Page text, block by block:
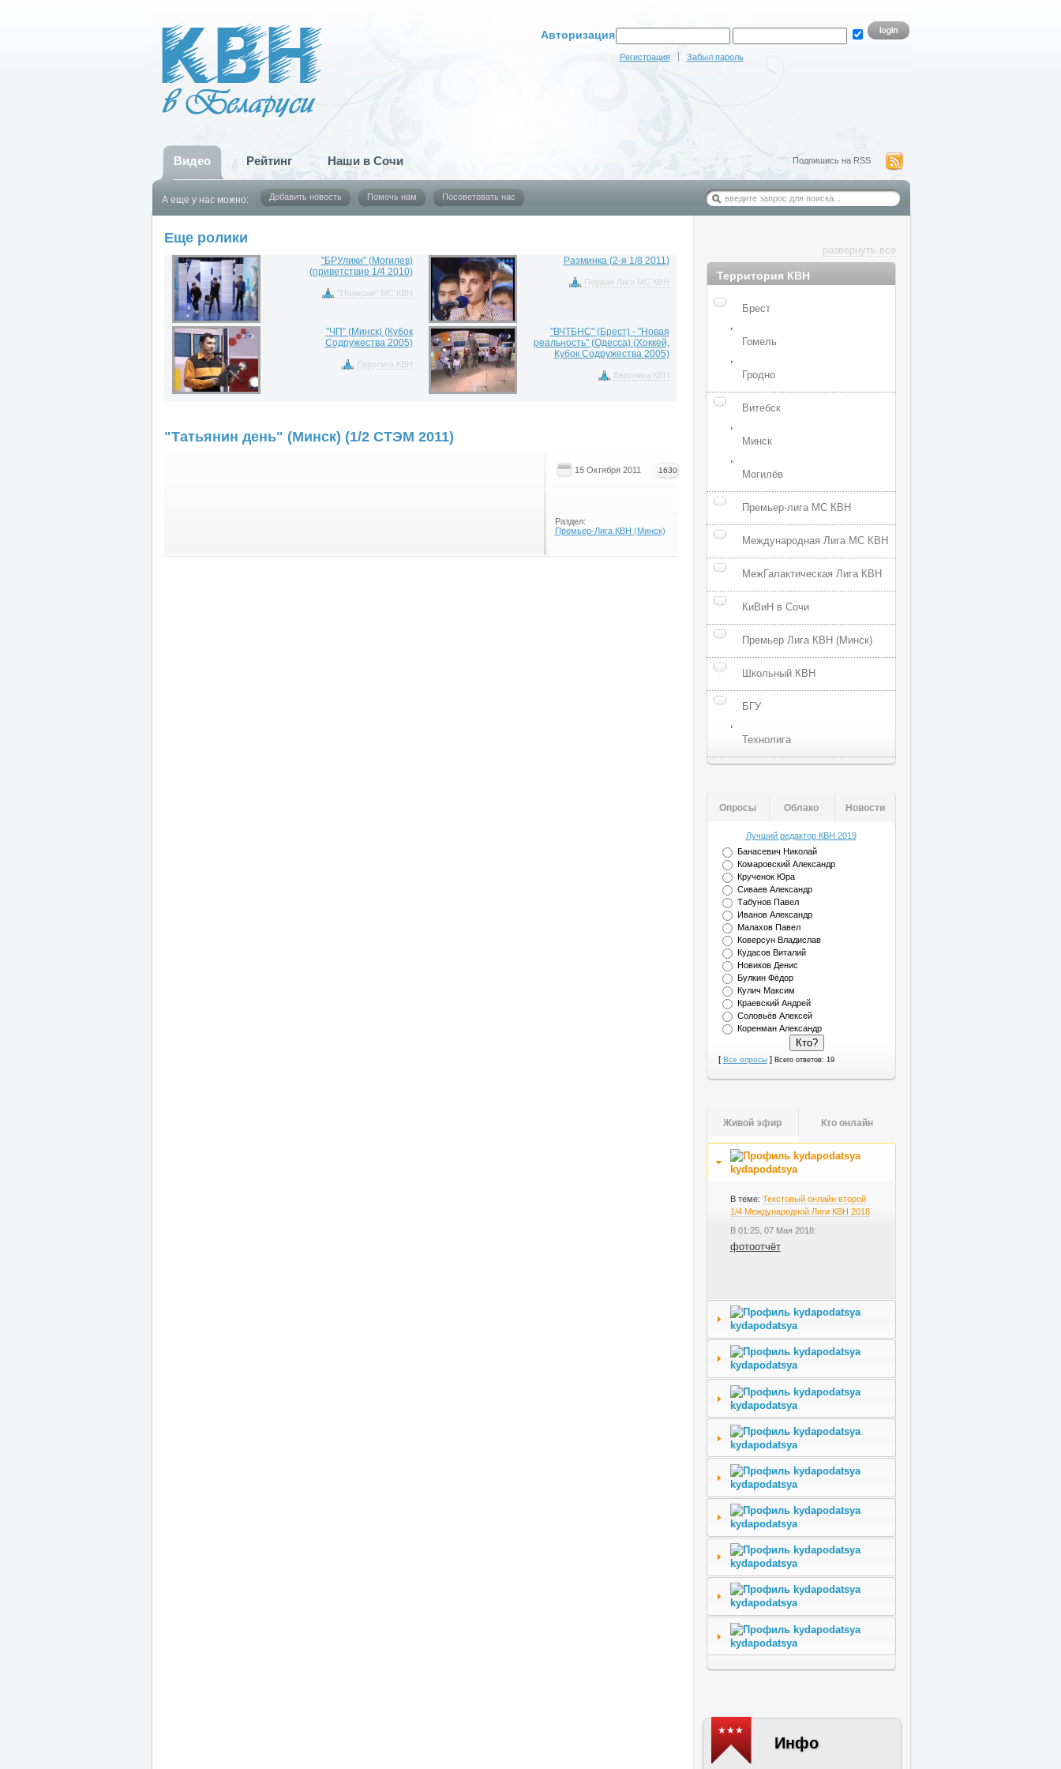
Авторизация
Регистрация Забыл пароль
Подпишись на RSS
Видео Рейтинг Наши в Сочи
А еще у нас можно: Добавить новость Помочь нам Посоветовать нас
Еще ролики
"БРУлики" (Могилев)
(приветствие 1/4 2010)
"Полесье" МС КВН
Разминка (2-я 1/8 2011)
Первая Лига МС КВН
"ЧП" (Минск) (Кубок
Содружества 2005)
Евролига КВН
"ВЧТБНС" (Брест) - "Новая
реальность" (Одесса) (Хоккей,
Кубок Содружества 2005)
Евролига КВН
"Татьянин день" (Минск) (1/2 СТЭМ 2011)
15 Октября 2011 1630
Раздел:
Премьер-Лига КВН (Минск)
развернуть все
Территория КВН
Брест
,
Гомель
,
Гродно
Витебск
,
Минск
,
Могилёв
Премьер-лига МС КВН
Международная Лига МС КВН
МежГалактическая Лига КВН
КиВиН в Сочи
Премьер Лига КВН (Минск)
Школьный КВН
БГУ
,
Технолига
Опросы Облако Новости
Лучший редактор КВН 2019
Банасевич Николай
Комаровский Александр
Крученок Юра
Сиваев Александр
Табунов Павел
Иванов Александр
Малахов Павел
Коверсун Владислав
Кудасов Виталий
Новиков Денис
Булкин Фёдор
Кулич Максим
Краевский Андрей
Соловьёв Алексей
Коренман Александр
[ Все опросы] Всего ответов: 19
Живой эфир Кто онлайн
kydapodatsya
В теме: Текстовый онлайн второй
1/4 Международной Лиги КВН 2018
В 01:25, 07 Мая 2018:
фотоотчёт
kydapodatsya
kydapodatsya
kydapodatsya
kydapodatsya
kydapodatsya
kydapodatsya
kydapodatsya
kydapodatsya
kydapodatsya
★★★
Инфо